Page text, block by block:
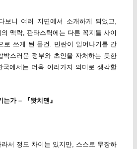
보니 여러 지면에서 소개하게 되었고,
맥락, 판타스틱에는 다른 꼭지들 사이
로 쓰게 된 물건. 민란이 일어나기를 간
박스러운 정부와 초인을 자처하는 듯한
국에서는 더욱 여러가지 의미로 생각할
가 – 『왓치맨』
서 정도 차이는 있지만, 스스로 무장하